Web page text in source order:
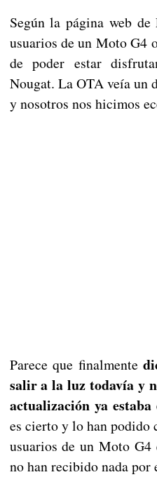
Según la página web
usuarios de un Moto G4
de poder estar
Nougat. La OTA veía un
y nosotros nos hicimos
Parece que finalmente
salir a la luz todavía y
actualización ya estaba
es cierto y lo han podido
usuarios de un Moto
no han recibido nada por